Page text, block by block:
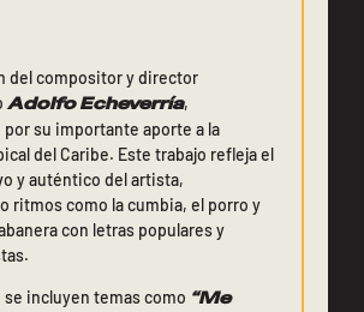
del compositor y director
Adolfo Echeverría,
su importante aporte a la
del Caribe. Este trabajo refleja el
y auténtico del artista,
ritmos como la cumbia, el porro y
con letras populares y
se incluyen temas como “Me